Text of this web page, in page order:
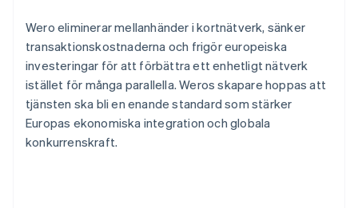
Wero eliminerar mellanhänder i kortnätverk, sänker
transaktionskostnaderna och frigör europeiska
investeringar för att förbättra ett enhetligt nätverk
istället för många parallella. Weros skapare hoppas att
tjänsten ska bli en enande standard som stärker
Europas ekonomiska integration och globala
konkurrenskraft.